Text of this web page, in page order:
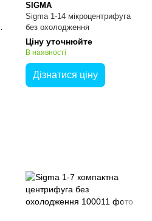
SIGMA
Sigma 1-14 мікроцентрифуга
без охолодження
Ціну уточнюйте
В наявності
Дізнатися ціну